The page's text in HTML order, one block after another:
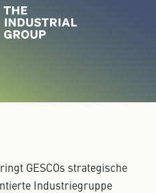
GESCOs strategische
Industriegruppe